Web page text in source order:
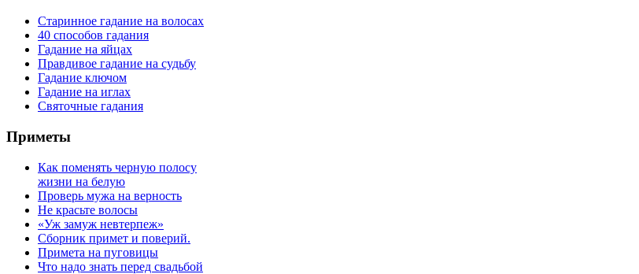
Старинное гадание на волосах
40 способов гадания
Гадание на яйцах
Правдивое гадание на судьбу
Гадание ключом
Гадание на иглах
Святочные гадания
Приметы
Как поменять черную полосу
жизни на белую
Проверь мужа на верность
Не красьте волосы
«Уж замуж невтерпеж»
Сборник примет и поверий.
Примета на пуговицы
Что надо знать перед свадьбой